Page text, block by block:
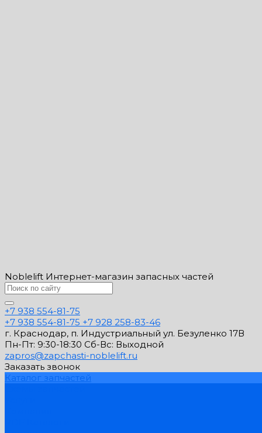
Noblelift Интернет-магазин запасных частей
+7 938 554-81-75
+7 938 554-81-75 +7 928 258-83-46
г. Краснодар, п. Индустриальный ул. Безуленко 17В
Пн-Пт: 9:30-18:30 Cб-Вс: Выходной
zapros@zapchasti-noblelift.ru
Заказать звонок
Каталог запчастей